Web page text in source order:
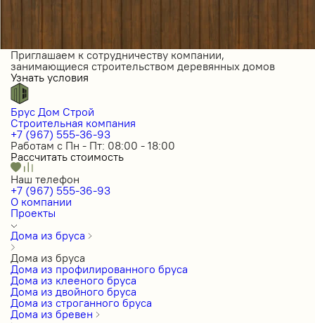
Приглашаем к сотрудничеству компании,
занимающиеся строительством деревянных домов
Узнать условия
Брус Дом Строй
Строительная компания
+7 (967) 555-36-93
Работам с Пн - Пт: 08:00 - 18:00
Рассчитать стоимость
Наш телефон
+7 (967) 555-36-93
О компании
Проекты
Дома из бруса
Дома из бруса
Дома из профилированного бруса
Дома из клееного бруса
Дома из двойного бруса
Дома из строганного бруса
Дома из бревен